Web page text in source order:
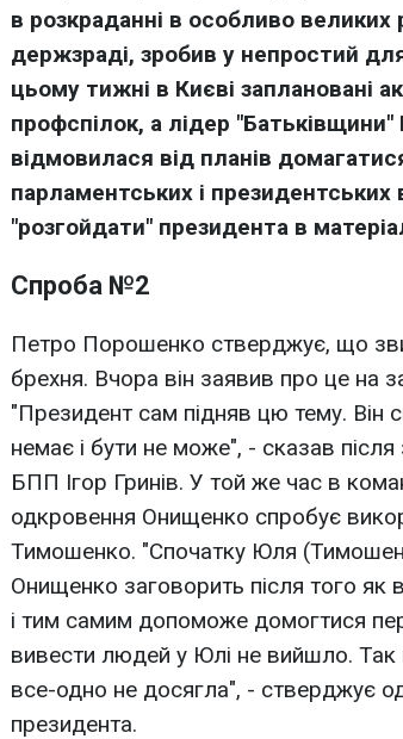
в розкраданні в особливо великих
держзраді, зробив у непростий
цьому тижні в Києві заплановані
профспілок, а лідер
відмовилася від планів
парламентських і
"розгойдати" президента в
Спроба №2
Петро Порошенко стверджує, що
брехня. Вчора він заявив про це на
"Президент сам підняв цю тему. Він
немає і бути не може", - сказав після
БПП Ігор Гринів. У той же час в
одкровення Онищенко спробує
Тимошенко. "Спочатку Юля
Онищенко заговорить після того як
і тим самим допоможе домогтися
вивести людей у Юлі не вийшло.
все-одно не досягла", - стверджує
президента.